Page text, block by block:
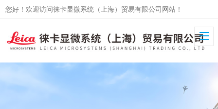
您好！欢迎访问徕卡显微系统（上海）贸易有限公司网站！